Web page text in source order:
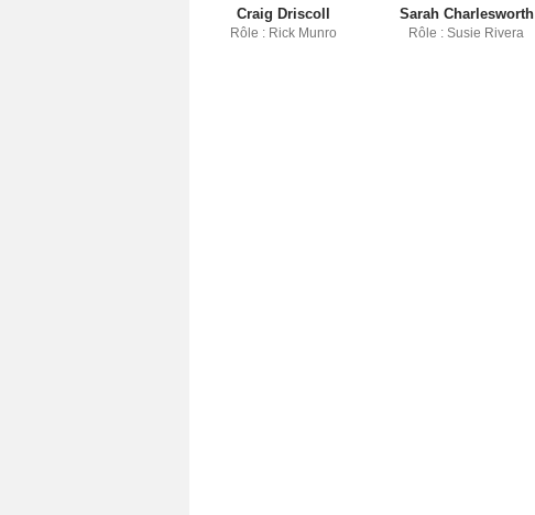
Craig Driscoll
Rôle : Rick Munro
Sarah Charlesworth
Rôle : Susie Rivera